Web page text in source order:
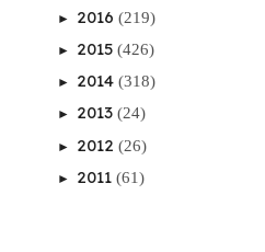
► 2016 (219)
► 2015 (426)
► 2014 (318)
► 2013 (24)
► 2012 (26)
► 2011 (61)